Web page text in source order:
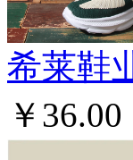
希莱鞋
￥36.00